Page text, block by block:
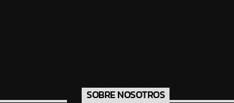
SOBRE NOSOTROS